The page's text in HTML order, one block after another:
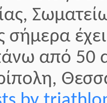
από 50